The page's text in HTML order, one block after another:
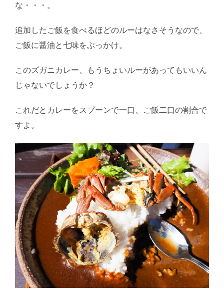
な・・・。
追加したご飯を食べるほどのルーはなさそうなので、
ご飯に醤油と七味をぶっかけ。
このズガニカレー、もうちょいルーがあってもいいん
じゃないでしょうか？
これだとカレーをスプーンで一口、ご飯二口の割合で
すよ。